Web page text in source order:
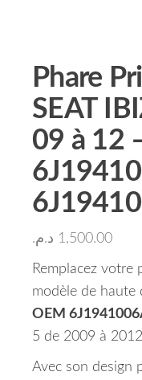
Phare
SEAT
09 à 12
1,500.00 د.م.
Remplacez votre
modèle de haute
OEM
5 de 2009 à
Avec son design